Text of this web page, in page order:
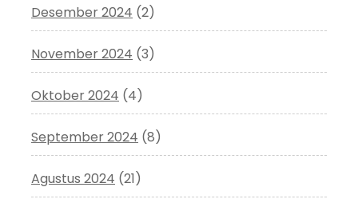
Desember 2024 (2)
November 2024 (3)
Oktober 2024 (4)
September 2024 (8)
Agustus 2024 (21)